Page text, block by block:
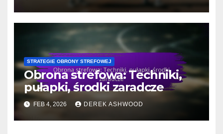
STRATEGIE OBRONY STREFOWEJ
Obrona strefowa: Techniki,
pułapki, środki zaradcze
FEB 4, 2026 DEREK ASHWOOD